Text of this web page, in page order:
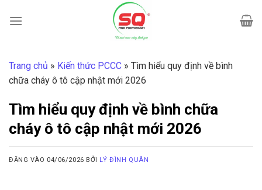
qua
Trang chủ » Kiến thức PCCC » Tìm hiểu quy định về bình
chữa cháy ô tô cập nhật mới 2026
Tìm hiểu quy định về bình chữa
cháy ô tô cập nhật mới 2026
ĐĂNG VÀO 04/06/2026 BỞI LÝ ĐÌNH QUÂN